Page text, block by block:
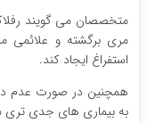
متخصصان می گویند
مری برگشته و علائمی
استفراغ ایجاد کند.
همچنین در صورت عدم
به بیماری های جدی تری